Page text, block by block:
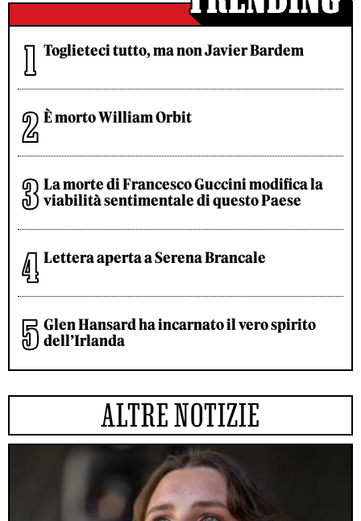
Toglieteci tutto, ma non Javier Bardem
È morto William Orbit
La morte di Francesco Guccini modifica la
viabilità sentimentale di questo Paese
Lettera aperta a Serena Brancale
Glen Hansard ha incarnato il vero spirito
dell’Irlanda
ALTRE NOTIZIE